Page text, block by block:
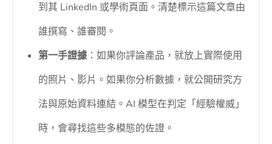
到其 LinkedIn 或學術頁面。清楚標示這篇文章由
誰撰寫、誰審閱。
第一手證據：如果你評論產品，就放上實際使用
的照片、影片。如果你分析數據，就公開研究方
法與原始資料連結。AI 模型在判定「經驗權威」
時，會尋找這些多模態的佐證。